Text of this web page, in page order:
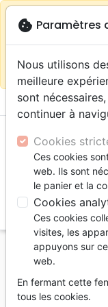
warningSelon votre
localisation (États-
sur la boutique La
menu
Accueil eBooks
Le Chemin
cookie Paramètres
Nous utilisons
meilleure
sont
continuer à
Cookies
Ces cookies
web. Ils sont
le panier et la
Cookies
Ces cookies
visites, les
appuyons sur
web.
En fermant cette
tous les cookies.